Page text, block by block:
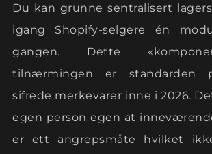
Du kan grunne sentralisert
igang Shopify-selgere én
gangen. Dette
tilnærmingen er standarden
sifrede merkevarer inne i 2026.
egen person egen at
er ett angrepsmåte hvilket